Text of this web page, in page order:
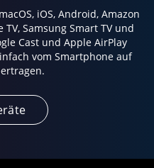
iOS, Android, Amazon
TV, Samsung Smart TV und
Cast und Apple AirPlay
vom Smartphone auf